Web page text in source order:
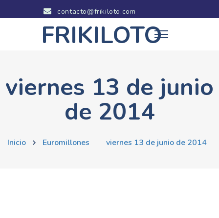
contacto@frikiloto.com
FRIKILOTO
viernes 13 de junio
de 2014
Inicio Euromillones viernes 13 de junio de 2014